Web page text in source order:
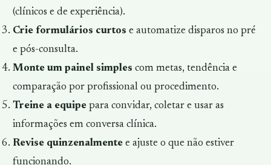
(clínicos e de experiência).
Crie formulários curtos e automatize disparos no pré
e pós-consulta.
Monte um painel simples com metas, tendência e
comparação por profissional ou procedimento.
Treine a equipepara convidar, coletar e usar as
informações em conversa clínica.
Revise quinzenalmentee ajuste o que não estiver
funcionando.